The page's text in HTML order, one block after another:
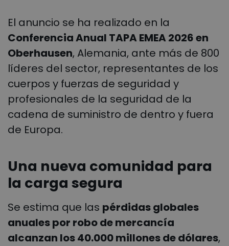
El anuncio se ha realizado en la
Conferencia Anual TAPA EMEA 2026 en
Oberhausen, Alemania, ante más de 800
líderes del sector, representantes de los
cuerpos y fuerzas de seguridad y
profesionales de la seguridad de la
cadena de suministro de dentro y fuera
de Europa.
Una nueva comunidad para
la carga segura
Se estima que las pérdidas globales
anuales por robo de mercancía
alcanzan los 40.000 millones de dólares,